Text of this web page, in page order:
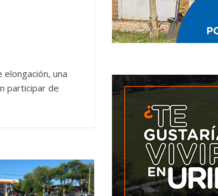
una
participar de